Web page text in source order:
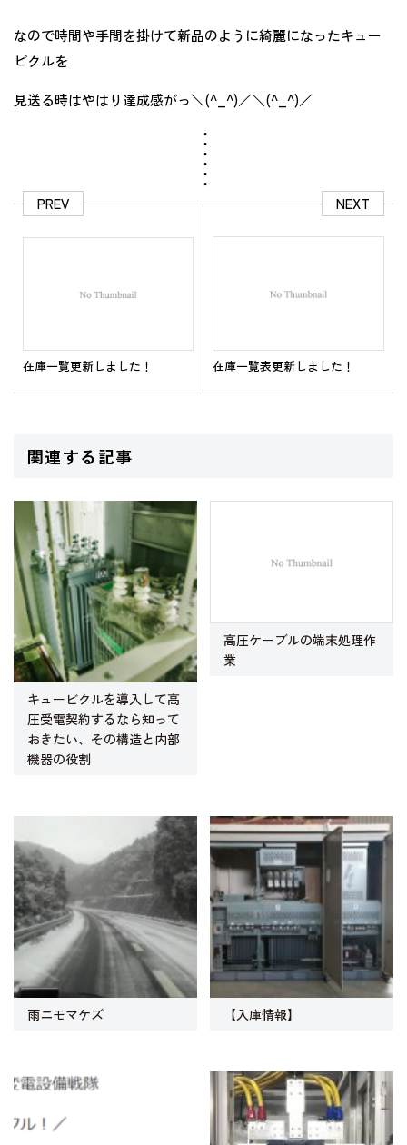
なので時間や手間を掛けて新品のように綺麗になったキュー
ビクルを
見送る時はやはり達成感がっ＼(^_^)／＼(^_^)／
PREV
在庫一覧更新しました！
NEXT
在庫一覧表更新しました！
関連する記事
キュービクルを導入して高
圧受電契約するなら知って
おきたい、その構造と内部
機器の役割
高圧ケーブルの端末処理作
業
雨ニモマケズ 【入庫情報】